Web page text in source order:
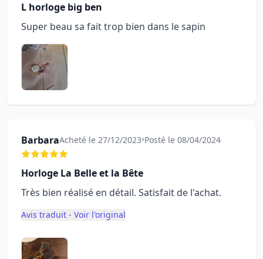
L horloge big ben
Super beau sa fait trop bien dans le sapin
BarbaraAcheté le 27/12/2023•Posté le 08/04/2024
Horloge La Belle et la Bête
Très bien réalisé en détail. Satisfait de l'achat.
Avis traduit - Voir l'original